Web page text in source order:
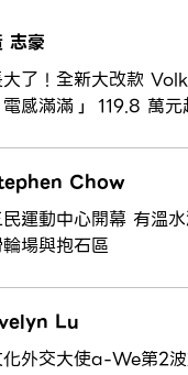
志豪
了！全新大改款
電感滿滿」 119.8 萬元
Chow
運動中心開幕 有溫
場與抱石區
Lu
外交大使a-We第2